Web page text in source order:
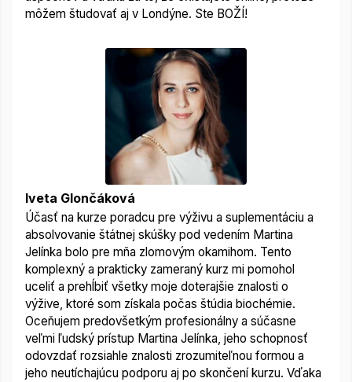
môžem študovať aj v Londýne. Ste BOŽÍ!
Iveta Glončáková
Účasť na kurze poradcu pre výživu a suplementáciu a
absolvovanie štátnej skúšky pod vedením Martina
Jelínka bolo pre mňa zlomovým okamihom. Tento
komplexný a prakticky zameraný kurz mi pomohol
uceliť a prehĺbiť všetky moje doterajšie znalosti o
výžive, ktoré som získala počas štúdia biochémie.
Oceňujem predovšetkým profesionálny a súčasne
veľmi ľudský prístup Martina Jelínka, jeho schopnosť
odovzdať rozsiahle znalosti zrozumiteľnou formou a
jeho neutíchajúcu podporu aj po skončení kurzu. Vďaka